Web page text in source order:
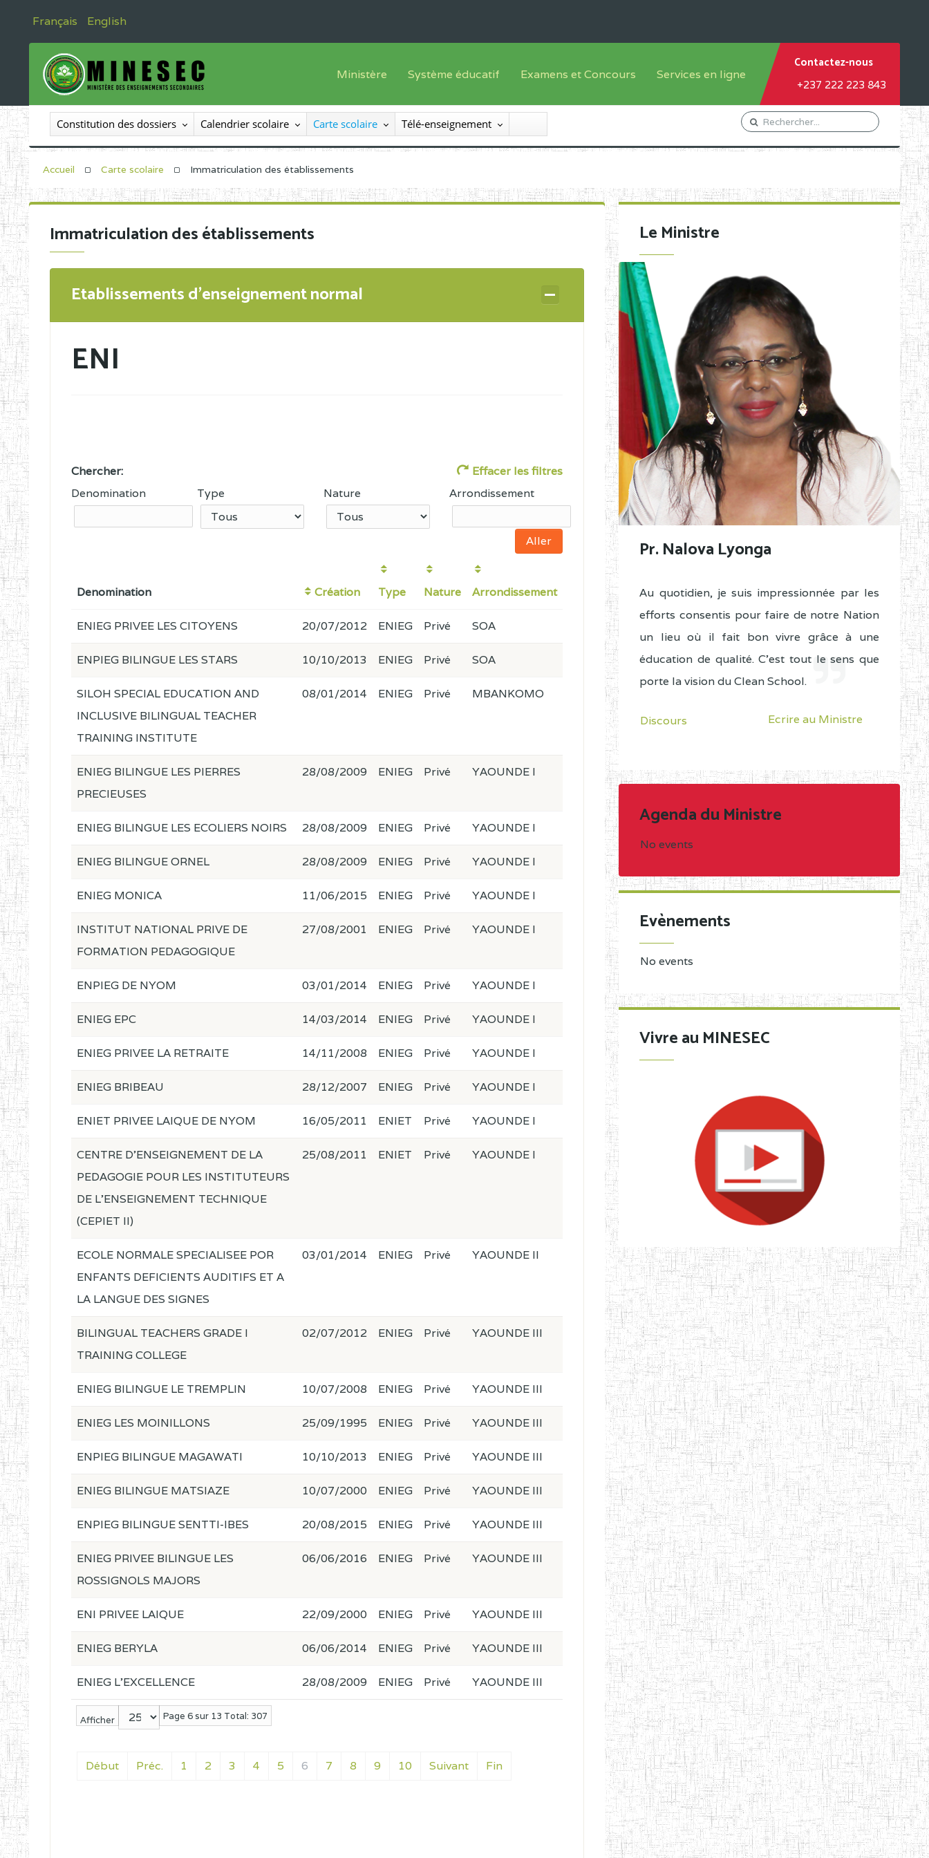
Français English
Ministère
Le Ministre
Le SEESEN
Inspection Générale des Enseignements
Organigramme
Système éducatif
Offre de formation
Sous système francophone
Progammes d'études
Examens et Concours
Inscriptions
Liste des candidats
Diplômes disponibles
Services en ligne
Orientation Conseil
Gestion du Personnel
Demande de subvention
Contactez-nous
+237 222 223 843
Constitution des dossiers Calendrier scolaire Carte scolaire Télé-enseignement
Accueil Carte scolaire Immatriculation des établissements
Immatriculation des établissements
Etablissements d'enseignement normal
ENI
Chercher:
Effacer les filtres
Denomination
Type Nature Arrondissement
Denomination Création Type Nature Arrondissement
Afficher Page 6 sur 13 Total: 307
Début Préc. 1 2 3 4 5 6 7 8 9 10 Suivant Fin
ENIEG PRIVEE LES CITOYENS 20/07/2012 ENIEG Privé SOA
ENPIEG BILINGUE LES STARS 10/10/2013 ENIEG Privé SOA
SILOH SPECIAL EDUCATION AND
INCLUSIVE BILINGUAL TEACHER
TRAINING INSTITUTE
08/01/2014 ENIEG Privé MBANKOMO
ENIEG BILINGUE LES PIERRES
PRECIEUSES
28/08/2009 ENIEG Privé YAOUNDE I
ENIEG BILINGUE LES ECOLIERS NOIRS 28/08/2009 ENIEG Privé YAOUNDE I
ENIEG BILINGUE ORNEL 28/08/2009 ENIEG Privé YAOUNDE I
ENIEG MONICA 11/06/2015 ENIEG Privé YAOUNDE I
INSTITUT NATIONAL PRIVE DE
FORMATION PEDAGOGIQUE
27/08/2001 ENIEG Privé YAOUNDE I
ENPIEG DE NYOM 03/01/2014 ENIEG Privé YAOUNDE I
ENIEG EPC 14/03/2014 ENIEG Privé YAOUNDE I
ENIEG PRIVEE LA RETRAITE 14/11/2008 ENIEG Privé YAOUNDE I
ENIEG BRIBEAU 28/12/2007 ENIEG Privé YAOUNDE I
ENIET PRIVEE LAIQUE DE NYOM 16/05/2011 ENIET Privé YAOUNDE I
CENTRE D'ENSEIGNEMENT DE LA
PEDAGOGIE POUR LES INSTITUTEURS
DE L'ENSEIGNEMENT TECHNIQUE
(CEPIET II)
25/08/2011 ENIET Privé YAOUNDE I
ECOLE NORMALE SPECIALISEE POR
ENFANTS DEFICIENTS AUDITIFS ET A
LA LANGUE DES SIGNES
03/01/2014 ENIEG Privé YAOUNDE II
BILINGUAL TEACHERS GRADE I
TRAINING COLLEGE
02/07/2012 ENIEG Privé YAOUNDE III
ENIEG BILINGUE LE TREMPLIN 10/07/2008 ENIEG Privé YAOUNDE III
ENIEG LES MOINILLONS 25/09/1995 ENIEG Privé YAOUNDE III
ENPIEG BILINGUE MAGAWATI 10/10/2013 ENIEG Privé YAOUNDE III
ENIEG BILINGUE MATSIAZE 10/07/2000 ENIEG Privé YAOUNDE III
ENPIEG BILINGUE SENTTI-IBES 20/08/2015 ENIEG Privé YAOUNDE III
ENIEG PRIVEE BILINGUE LES
ROSSIGNOLS MAJORS
06/06/2016 ENIEG Privé YAOUNDE III
ENI PRIVEE LAIQUE 22/09/2000 ENIEG Privé YAOUNDE III
ENIEG BERYLA 06/06/2014 ENIEG Privé YAOUNDE III
ENIEG L'EXCELLENCE 28/08/2009 ENIEG Privé YAOUNDE III
Le Ministre
Pr. Nalova Lyonga
Au quotidien, je suis impressionnée par les
efforts consentis pour faire de notre Nation
un lieu où il fait bon vivre grâce à une
éducation de qualité. C'est tout le sens que
porte la vision du Clean School.
Discours Ecrire au Ministre
Agenda du Ministre
No events
Evènements
No events
Vivre au MINESEC